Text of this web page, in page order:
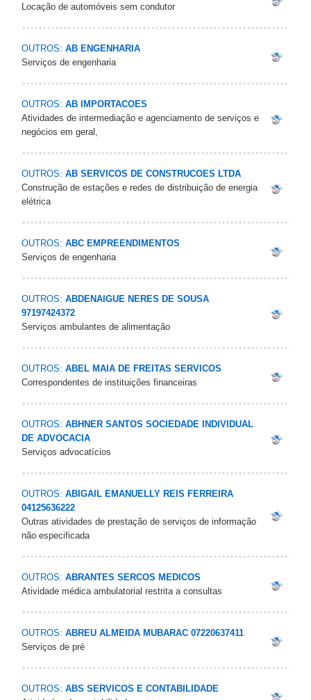
Locação de automóveis sem condutor
OUTROS: AB ENGENHARIA
Serviços de engenharia
OUTROS: AB IMPORTACOES
Atividades de intermediação e agenciamento de serviços e
negócios em geral,
OUTROS: AB SERVICOS DE CONSTRUCOES LTDA
Construção de estações e redes de distribuição de energia
elétrica
OUTROS: ABC EMPREENDIMENTOS
Serviços de engenharia
OUTROS: ABDENAIGUE NERES DE SOUSA
97197424372
Serviços ambulantes de alimentação
OUTROS: ABEL MAIA DE FREITAS SERVICOS
Correspondentes de instituições financeiras
OUTROS: ABHNER SANTOS SOCIEDADE INDIVIDUAL
DE ADVOCACIA
Serviços advocatícios
OUTROS: ABIGAIL EMANUELLY REIS FERREIRA
04125636222
Outras atividades de prestação de serviços de informação
não especificada
OUTROS: ABRANTES SERCOS MEDICOS
Atividade médica ambulatorial restrita a consultas
OUTROS: ABREU ALMEIDA MUBARAC 07220637411
Serviços de pré
OUTROS: ABS SERVICOS E CONTABILIDADE